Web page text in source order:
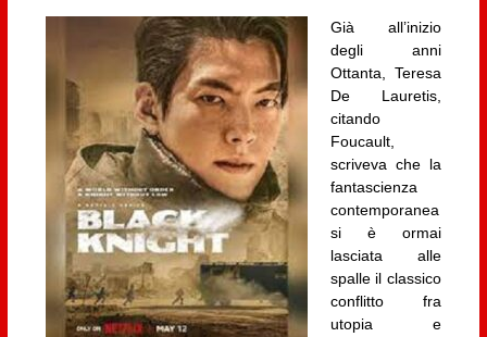
Già all’inizio
degli anni
Ottanta, Teresa
De Lauretis,
citando
Foucault,
scriveva che la
fantascienza
contemporanea
si è ormai
lasciata alle
spalle il classico
conflitto fra
utopia e